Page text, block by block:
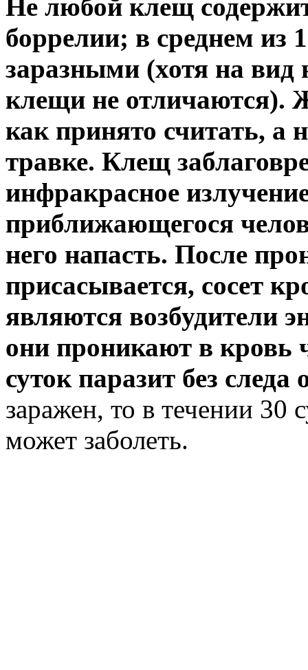
Не любой клещ
боррелии; в среднем
заразными (хотя на
клещи не отличаются).
как принято считать, а
травке. Клещ
инфракрасное
приближающегося
него напасть. После
присасывается, сосет
являются возбудители
они проникают в кровь
суток паразит без следа
заражен, то в течении 30
может заболеть.